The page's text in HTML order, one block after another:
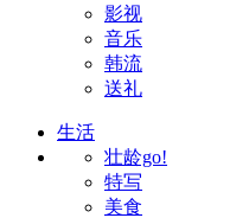
影视
音乐
韩流
送礼
生活
壮龄go!
特写
美食